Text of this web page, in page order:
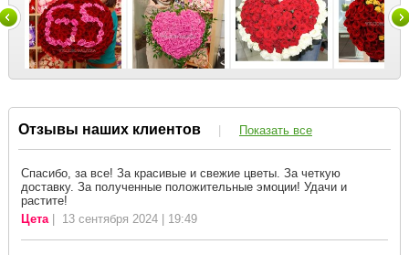
Отзывы наших клиентов | Показать все
Спасибо, за все! За красивые и свежие цветы. За четкую
доставку. За полученные положительные эмоции! Удачи и
растите!
Цета| 13 сентября 2024 | 19:49